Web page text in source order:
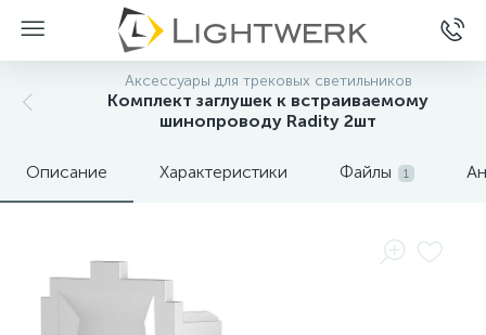
Аксессуары для трековых светильников
Комплект заглушек к встраиваемому
шинопроводу Radity 2шт
Описание Характеристики Файлы 1